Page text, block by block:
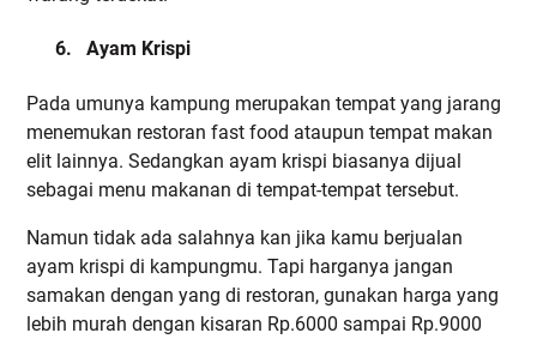
6. Ayam Krispi
Pada umunya kampung merupakan tempat yang jarang
menemukan restoran fast food ataupun tempat makan
elit lainnya. Sedangkan ayam krispi biasanya dijual
sebagai menu makanan di tempat-tempat tersebut.
Namun tidak ada salahnya kan jika kamu berjualan
ayam krispi di kampungmu. Tapi harganya jangan
samakan dengan yang di restoran, gunakan harga yang
lebih murah dengan kisaran Rp.6000 sampai Rp.9000